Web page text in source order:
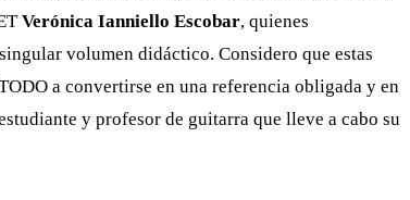
Verónica Ianniello Escobar, quienes
volumen didáctico. Considero que estas
a convertirse en una referencia obligada y en
y profesor de guitarra que lleve a cabo su